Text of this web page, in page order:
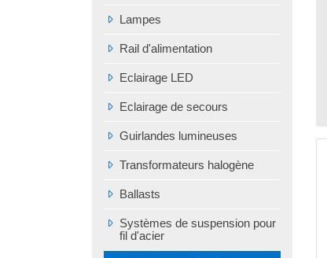
Lampes
Rail d'alimentation
Eclairage LED
Eclairage de secours
Guirlandes lumineuses
Transformateurs halogène
Ballasts
Systèmes de suspension pour
fil d'acier